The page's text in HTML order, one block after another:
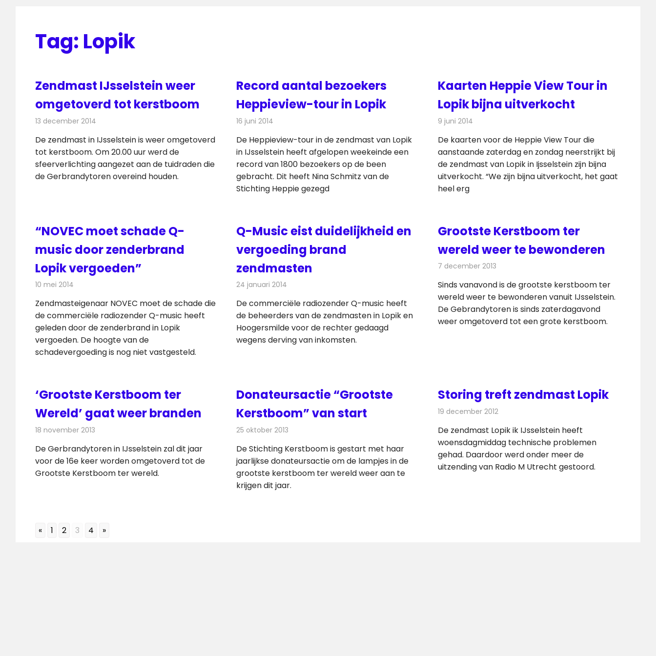
Tag: Lopik
Zendmast IJsselstein weer
omgetoverd tot kerstboom
13 december 2014
De zendmast in IJsselstein is weer omgetoverd
tot kerstboom. Om 20.00 uur werd de
sfeerverlichting aangezet aan de tuidraden die
de Gerbrandytoren overeind houden.
Record aantal bezoekers
Heppieview-tour in Lopik
16 juni 2014
De Heppieview-tour in de zendmast van Lopik
in IJsselstein heeft afgelopen weekeinde een
record van 1800 bezoekers op de been
gebracht. Dit heeft Nina Schmitz van de
Stichting Heppie gezegd
Kaarten Heppie View Tour in
Lopik bijna uitverkocht
9 juni 2014
De kaarten voor de Heppie View Tour die
aanstaande zaterdag en zondag neerstrijkt bij
de zendmast van Lopik in Ijsselstein zijn bijna
uitverkocht. “We zijn bijna uitverkocht, het gaat
heel erg
“NOVEC moet schade Q-
music door zenderbrand
Lopik vergoeden”
10 mei 2014
Zendmasteigenaar NOVEC moet de schade die
de commerciële radiozender Q-music heeft
geleden door de zenderbrand in Lopik
vergoeden. De hoogte van de
schadevergoeding is nog niet vastgesteld.
Q-Music eist duidelijkheid en
vergoeding brand
zendmasten
24 januari 2014
De commerciële radiozender Q-music heeft
de beheerders van de zendmasten in Lopik en
Hoogersmilde voor de rechter gedaagd
wegens derving van inkomsten.
Grootste Kerstboom ter
wereld weer te bewonderen
7 december 2013
Sinds vanavond is de grootste kerstboom ter
wereld weer te bewonderen vanuit IJsselstein.
De Gebrandytoren is sinds zaterdagavond
weer omgetoverd tot een grote kerstboom.
‘Grootste Kerstboom ter
Wereld’ gaat weer branden
18 november 2013
De Gerbrandytoren in IJsselstein zal dit jaar
voor de 16e keer worden omgetoverd tot de
Grootste Kerstboom ter wereld.
Donateursactie “Grootste
Kerstboom” van start
25 oktober 2013
De Stichting Kerstboom is gestart met haar
jaarlijkse donateursactie om de lampjes in de
grootste kerstboom ter wereld weer aan te
krijgen dit jaar.
Storing treft zendmast Lopik
19 december 2012Redactie
Radionieuws
De zendmast Lopik ik IJsselstein heeft
woensdagmiddag technische problemen
gehad. Daardoor werd onder meer de
uitzending van Radio M Utrecht gestoord.
« 1 2 3 4 »